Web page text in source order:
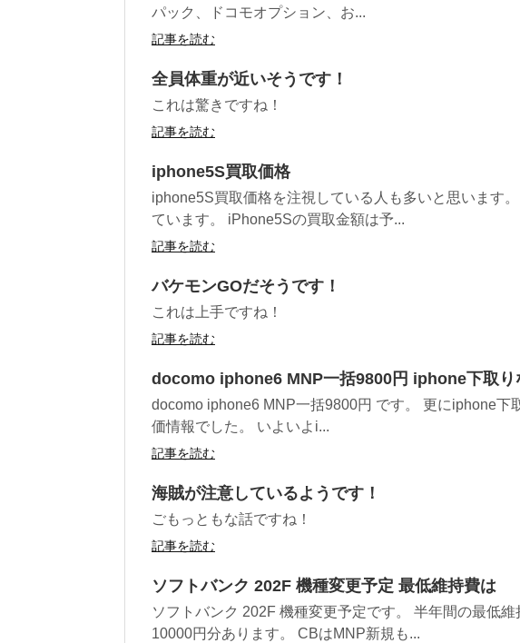
パック、ドコモオプション、お...
記事を読む
全員体重が近いそうです！
これは驚きですね！
記事を読む
iphone5S買取価格
iphone5S買取価格を注視している人も多いと思います
ています。 iPhone5Sの買取金額は予...
記事を読む
バケモンGOだそうです！
これは上手ですね！
記事を読む
docomo iphone6 MNP一括9800円 iphone下取り
docomo iphone6 MNP一括9800円 です。 更にiphone下
価情報でした。 いよいよi...
記事を読む
海賊が注意しているようです！
ごもっともな話ですね！
記事を読む
ソフトバンク 202F 機種変更予定 最低維持費は
ソフトバンク 202F 機種変更予定です。 半年間の最低
10000円分あります。 CBはMNP新規も...